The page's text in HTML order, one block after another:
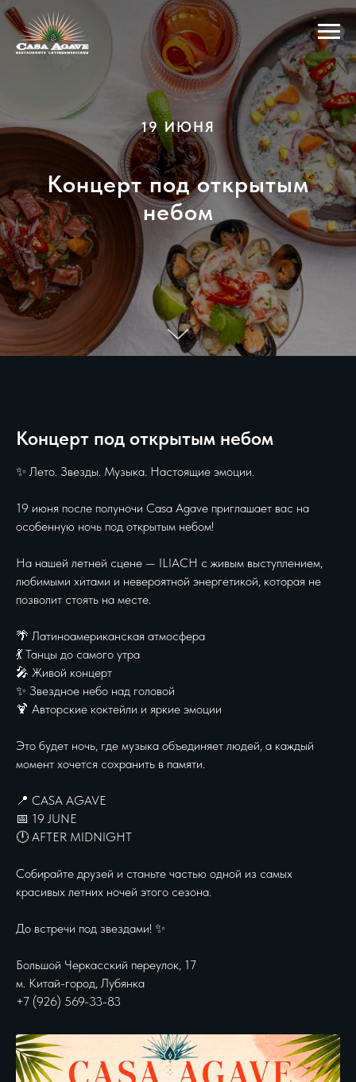
19 ИЮНЯ
Концерт под открытым
небом
Концерт под открытым небом
✨ Лето. Звезды. Музыка. Настоящие эмоции.
19 июня после полуночи Casa Agave приглашает вас на
особенную ночь под открытым небом!
На нашей летней сцене — ILIACH с живым выступлением,
любимыми хитами и невероятной энергетикой, которая не
позволит стоять на месте.
🌴 Латиноамериканская атмосфера
💃 Танцы до самого утра
🎤 Живой концерт
✨ Звездное небо над головой
🍹 Авторские коктейли и яркие эмоции
Это будет ночь, где музыка объединяет людей, а каждый
момент хочется сохранить в памяти.
📍 CASA AGAVE
📅 19 JUNE
🕛 AFTER MIDNIGHT
Собирайте друзей и станьте частью одной из самых
красивых летних ночей этого сезона.
До встречи под звездами! ✨
Большой Черкасский переулок, 17
м. Китай-город, Лубянка
+7 (926) 569-33-83